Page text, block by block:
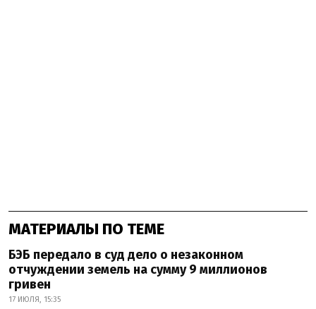
МАТЕРИАЛЫ ПО ТЕМЕ
БЭБ передало в суд дело о незаконном
отчуждении земель на сумму 9 миллионов
гривен
17 ИЮЛЯ, 15:35